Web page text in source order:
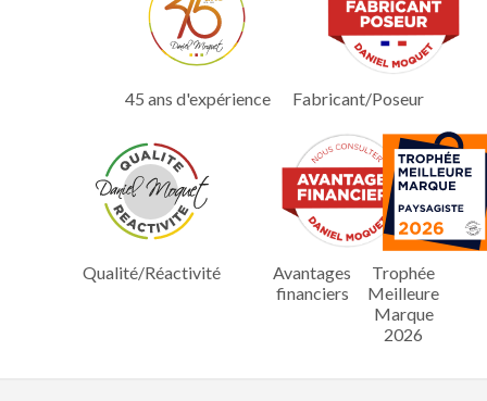
45 ans d'expérience Fabricant/Poseur
Qualité/Réactivité
Avantages
financiers
Trophée
Meilleure
Marque
2026